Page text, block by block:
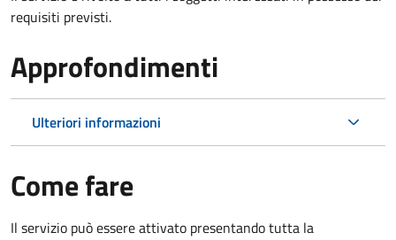
requisiti previsti.
Approfondimenti
Ulteriori informazioni
Come fare
Il servizio può essere attivato presentando tutta la